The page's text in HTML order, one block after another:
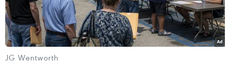
JG Wentworth